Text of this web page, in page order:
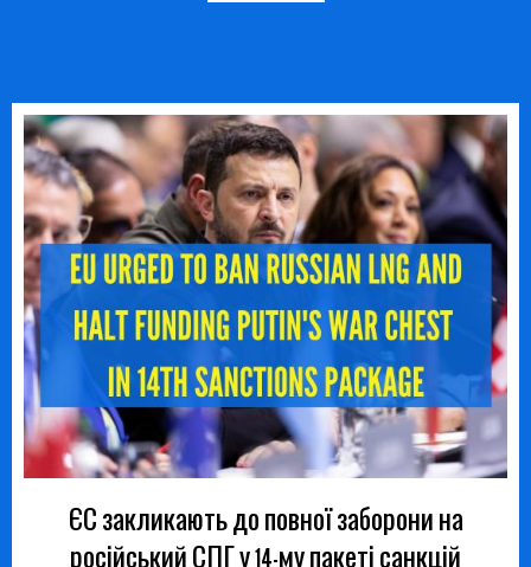
ЄС закликають до повної заборони на
російський СПГ у 14-му пакеті санкцій